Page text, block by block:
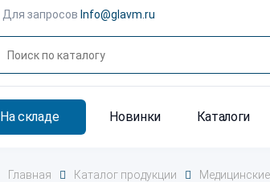
Для запросов Info@glavm.ru
На складе Новинки Каталоги
Главная Каталог продукции